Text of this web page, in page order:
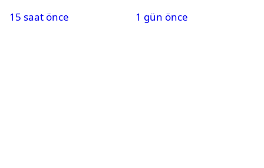
oynayacak mı?
15 saat önce
hakkında karar çıktı
1 gün önce